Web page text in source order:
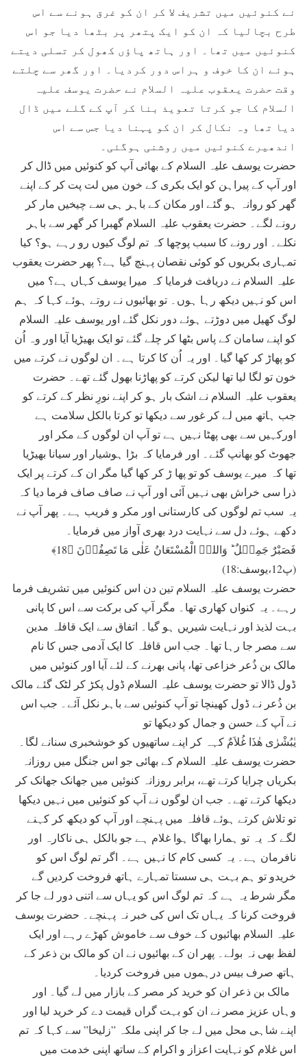
نے کنوئیں میں تشریف لا کر ان کو غرق ہونے سے اس
طرح بچالیا کہ ان کو ایک پتھر پر بٹھا دیا جو اس
کنوئیں میں تھا۔ اور ہاتھ پاؤں کھول کر تسلی دیتے
ہوئے ان کا خوف و ہراس دور کردیا۔ اور گھر سے چلتے
وقت حضرت یعقوب علیہ السلام نے حضرت یوسف علیہ
السلام کا جو کرتا تعویذ بنا کر آپ کے گلے میں ڈال
دیا تھا وہ نکال کر ان کو پہنا دیا جس سے اس
اندھیرے کنوئیں میں روشنی ہوگئی۔
حضرت یوسف علیہ السلام کے بھائی آپ کو کنوئیں میں ڈال کر
اور آپ کے پیراہن کو ایک بکری کے خون میں لت پت کر کے اپنے
گھر کو روانہ ہو گئے اور مکان کے باہر ہی سے چیخیں مار کر
رونے لگے۔ حضرت یعقوب علیہ السلام گھبرا کر گھر سے باہر
نکلے۔ اور رونے کا سبب پوچھا کہ تم لوگ کیوں رو رہے ہو؟ کیا
تمہاری بکریوں کو کوئی نقصان پہنچ گیا ہے؟ پھر حضرت یعقوب
علیہ السلام نے دریافت فرمایا کہ میرا یوسف کہاں ہے؟ میں
اس کو نہیں دیکھ رہا ہوں۔ تو بھائیوں نے روتے ہوئے کہا کہ ہم
لوگ کھیل میں دوڑتے ہوئے دور نکل گئے اور یوسف علیہ السلام
کو اپنے سامان کے پاس بٹھا کر چلے گئے تو ایک بھیڑیا آیا اور وہ اُن
کو پھاڑ کر کھا گیا۔ اور یہ اُن کا کرتا ہے۔ ان لوگوں نے کرتے میں
خون تو لگا لیا تھا لیکن کرتے کو پھاڑنا بھول گئے تھے۔ حضرت
یعقوب علیہ السلام نے اشک بار ہو کر اپنے نورِ نظر کے کرتے کو
جب ہاتھ میں لے کر غور سے دیکھا تو کرتا بالکل سلامت ہے
اورکہیں سے بھی پھٹا نہیں ہے تو آپ ان لوگوں کے مکر اور
جھوٹ کو بھانپ گئے۔ اور فرمایا کہ بڑا ہوشیار اور سیانا بھیڑیا
تھا کہ میرے یوسف کو تو پھا ڑ کر کھا گیا مگر ان کے کرتے پر ایک
ذرا سی خراش بھی نہیں آئی اور آپ نے صاف صاف فرما دیا کہ
یہ سب تم لوگوں کی کارستانی اور مکر و فریب ہے۔ پھر آپ نے
دکھے ہوئے دل سے نہایت درد بھری آواز میں فرمایا۔
فَصَبْرٌ جَمِیۡلٌ ؕ وَاللہُ الْمُسْتَعَانُ عَلٰی مَا تَصِفُوۡنَ ﴿18﴾
(پ12،یوسف:18)
حضرت یوسف علیہ السلام تین دن اس کنوئیں میں تشریف فرما
رہے۔ یہ کنواں کھاری تھا۔ مگر آپ کی برکت سے اس کا پانی
بہت لذیذ اور نہایت شیریں ہو گیا۔ اتفاق سے ایک قافلہ مدین
سے مصر جا رہا تھا۔ جب اس قافلہ کا ایک آدمی جس کا نام
مالک بن ذُعر خزاعی تھا، پانی بھرنے کے لئے آیا اور کنوئیں میں
ڈول ڈالا تو حضرت یوسف علیہ السلام ڈول پکڑ کر لٹک گئے مالک
بن ذُعر نے ڈول کھینچا تو آپ کنوئیں سے باہر نکل آئے۔ جب اس
نے آپ کے حسن و جمال کو دیکھا تو
یٰبُشْرٰی ھٰذَا غُلاَمٌ کہہ کر اپنے ساتھیوں کو خوشخبری سنانے لگا۔
حضرت یوسف علیہ السلام کے بھائی جو اس جنگل میں روزانہ
بکریاں چرایا کرتے تھے، برابر روزانہ کنوئیں میں جھانک جھانک کر
دیکھا کرتے تھے۔ جب ان لوگوں نے آپ کو کنوئیں میں نہیں دیکھا
تو تلاش کرتے ہوئے قافلہ میں پہنچے اور آپ کو دیکھ کر کہنے
لگے کہ یہ تو ہمارا بھاگا ہوا غلام ہے جو بالکل ہی ناکارہ اور
نافرمان ہے۔ یہ کسی کام کا نہیں ہے۔ اگر تم لوگ اس کو
خریدو تو ہم بہت ہی سستا تمہارے ہاتھ فروخت کردیں گے
مگر شرط یہ ہے کہ تم لوگ اس کو یہاں سے اتنی دور لے جا کر
فروخت کرنا کہ یہاں تک اس کی خبر نہ پہنچے۔ حضرت یوسف
علیہ السلام بھائیوں کے خوف سے خاموش کھڑے رہے اور ایک
لفظ بھی نہ بولے۔ پھر ان کے بھائیوں نے ان کو مالک بن ذعر کے
ہاتھ صرف بیس درہموں میں فروخت کردیا۔
مالک بن ذعر ان کو خرید کر مصر کے بازار میں لے گیا۔ اور
وہاں عزیز مصر نے ان کو بہت گراں قیمت دے کر خرید لیا اور
اپنے شاہی محل میں لے جا کر اپنی ملکہ ”زلیخا” سے کہا کہ تم
اس غلام کو نہایت اعزاز و اکرام کے ساتھ اپنی خدمت میں